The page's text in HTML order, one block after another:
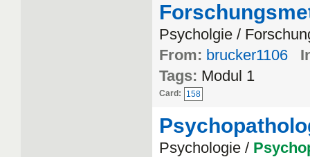
Psycholgie /
From: brucker1106
Tags: Modul 1
Card: 158
Psychologie /